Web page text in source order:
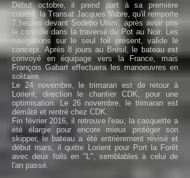
Début octobre, il prend part à sa première
course, la Transat Jacques Vabre, qu'il remporte
7 heures devant Sodebo Ultim', après avoir pris
le contrôle dans la traversé du Pot au Noir. Les
navigations sur le seul foil présent, valide le
concept. Après 8 jours au Brésil, le bateau est
convoyé en équipage vers la France, mais
François Gabart effectuera les manoeuvres en
solitaire.
Le 24 novembre, le trimaran est de retour à
Lorient, direction le chantier CDK, pour une
optimisation. Le 26 novembre, le trimaran est
démâté et rentré chez CDK.
Fin février 2016, il retrouve l'eau, la casquette a
été élargie pour encore mieux protéger son
skipper, le bateau a été entrièrement révisé et
début mars, il quitte Lorient pour Port la Forêt
avec deux foils en "L", semblables à celui de
l'an passé.